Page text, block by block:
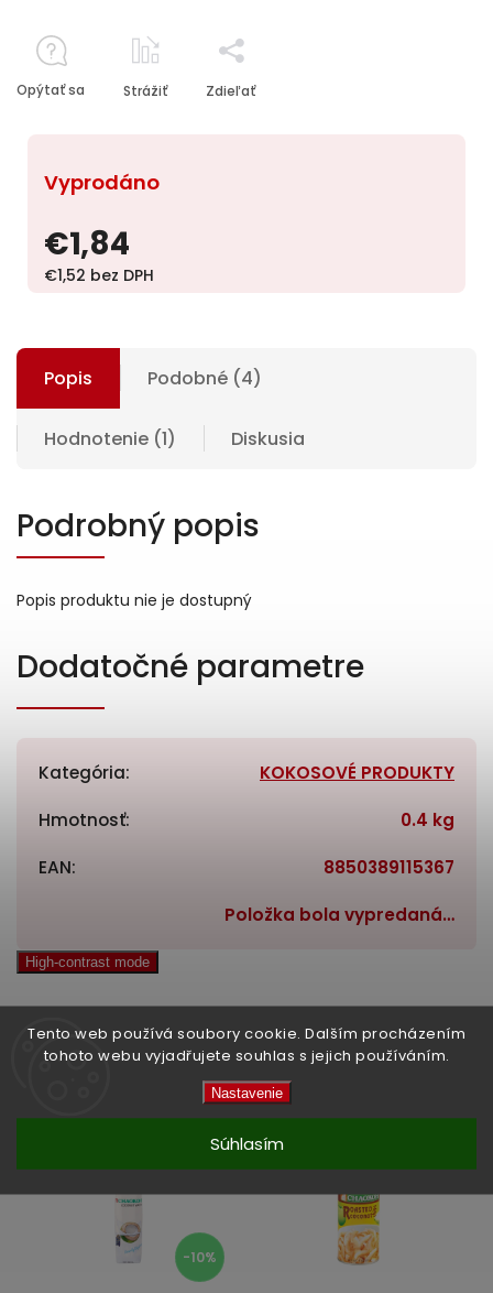
Tento web používá soubory cookie. Dalším procházením
tohoto webu vyjadřujete souhlas s jejich používáním.
Nastavenie
Súhlasím
€1,84
€1,52 bez DPH
Vyprodáno
Opýtať sa Strážiť Zdieľať
Popis Podobné (4)
Hodnotenie (1) Diskusia
Podrobný popis
Popis produktu nie je dostupný
Dodatočné parametre
Kategória: KOKOSOVÉ PRODUKTY
Hmotnosť: 0.4 kg
EAN: 8850389115367
Položka bola vypredaná…
High-contrast mode
Související produkty:
-10%